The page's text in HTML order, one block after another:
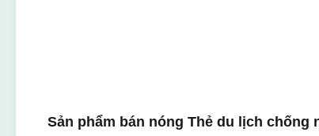
Sản phẩm bán nóng Thẻ du lịch